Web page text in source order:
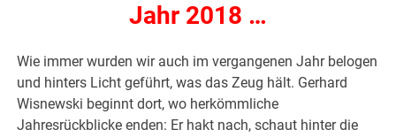
Jahr 2018 …
Wie immer wurden wir auch im vergangenen Jahr belogen
und hinters Licht geführt, was das Zeug hält. Gerhard
Wisnewski beginnt dort, wo herkömmliche
Jahresrückblicke enden: Er hakt nach, schaut hinter die